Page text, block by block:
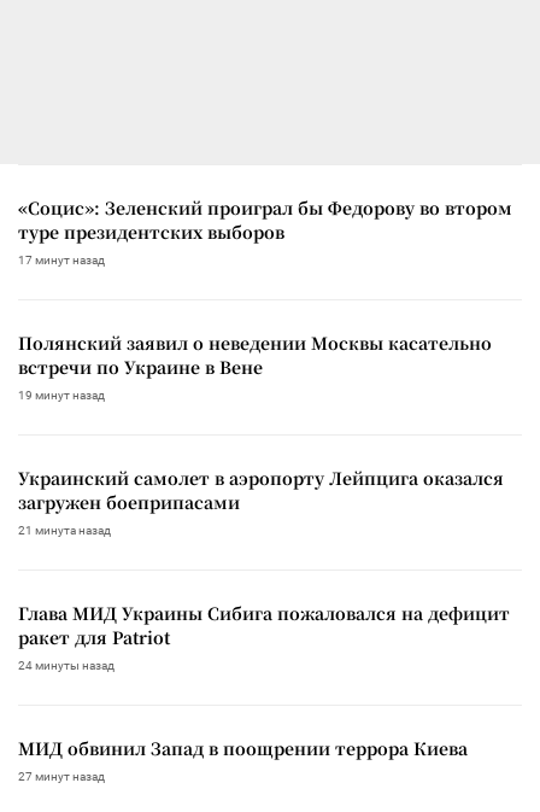
«Социс»: Зеленский проиграл бы Федорову во втором
туре президентских выборов
17 минут назад
Полянский заявил о неведении Москвы касательно
встречи по Украине в Вене
19 минут назад
Украинский самолет в аэропорту Лейпцига оказался
загружен боеприпасами
21 минута назад
Глава МИД Украины Сибига пожаловался на дефицит
ракет для Patriot
24 минуты назад
МИД обвинил Запад в поощрении террора Киева
27 минут назад